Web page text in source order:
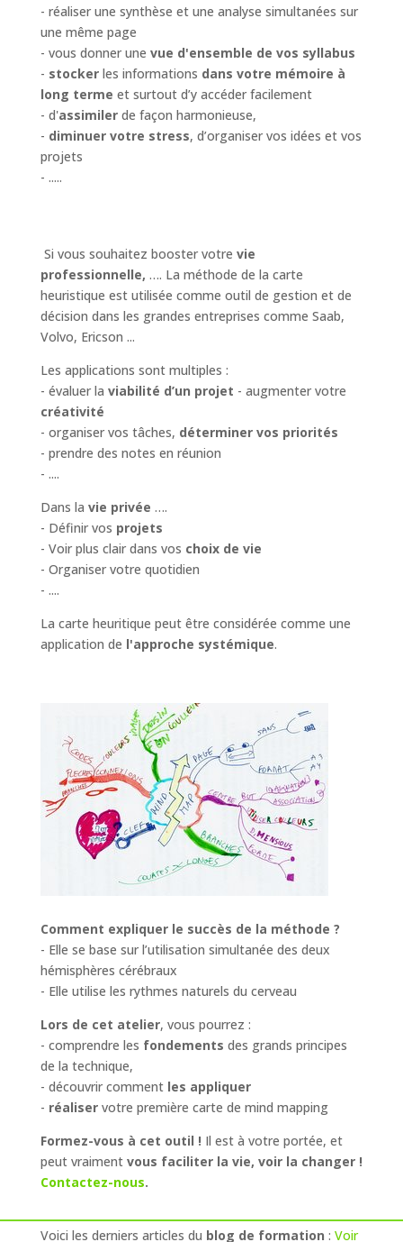
- réaliser une synthèse et une analyse simultanées sur
une même page
- vous donner une vue d'ensemble de vos syllabus
- stockerles informations dans votre mémoire à
long terme et surtout d’y accéder facilement
- d'assimilerde façon harmonieuse,
- diminuer votre stress, d’organiser vos idées et vos
projets
- .....
Si vous souhaitez booster votre vie
professionnelle, …. La méthode de la carte
heuristique est utilisée comme outil de gestion et de
décision dans les grandes entreprises comme Saab,
Volvo, Ericson ...
Les applications sont multiples :
- évaluer la viabilité d’un projet - augmenter votre
créativité
- organiser vos tâches, déterminer vos priorités
- prendre des notes en réunion
- ....
Dans la vie privée ….
- Définir vos projets
- Voir plus clair dans vos choix de vie
- Organiser votre quotidien
- ....
La carte heuritique peut être considérée comme une
application de l'approche systémique.
Comment expliquer le succès de la méthode ?
- Elle se base sur l’utilisation simultanée des deux
hémisphères cérébraux
- Elle utilise les rythmes naturels du cerveau
Lors de cet atelier, vous pourrez :
- comprendre les fondements des grands principes
de la technique,
- découvrir comment les appliquer
- réaliservotre première carte de mind mapping
Formez-vous à cet outil ! Il est à votre portée, et
peut vraiment vous faciliter la vie, voir la changer !
Contactez-nous.
Voici les derniers articles du blog de formation : Voir